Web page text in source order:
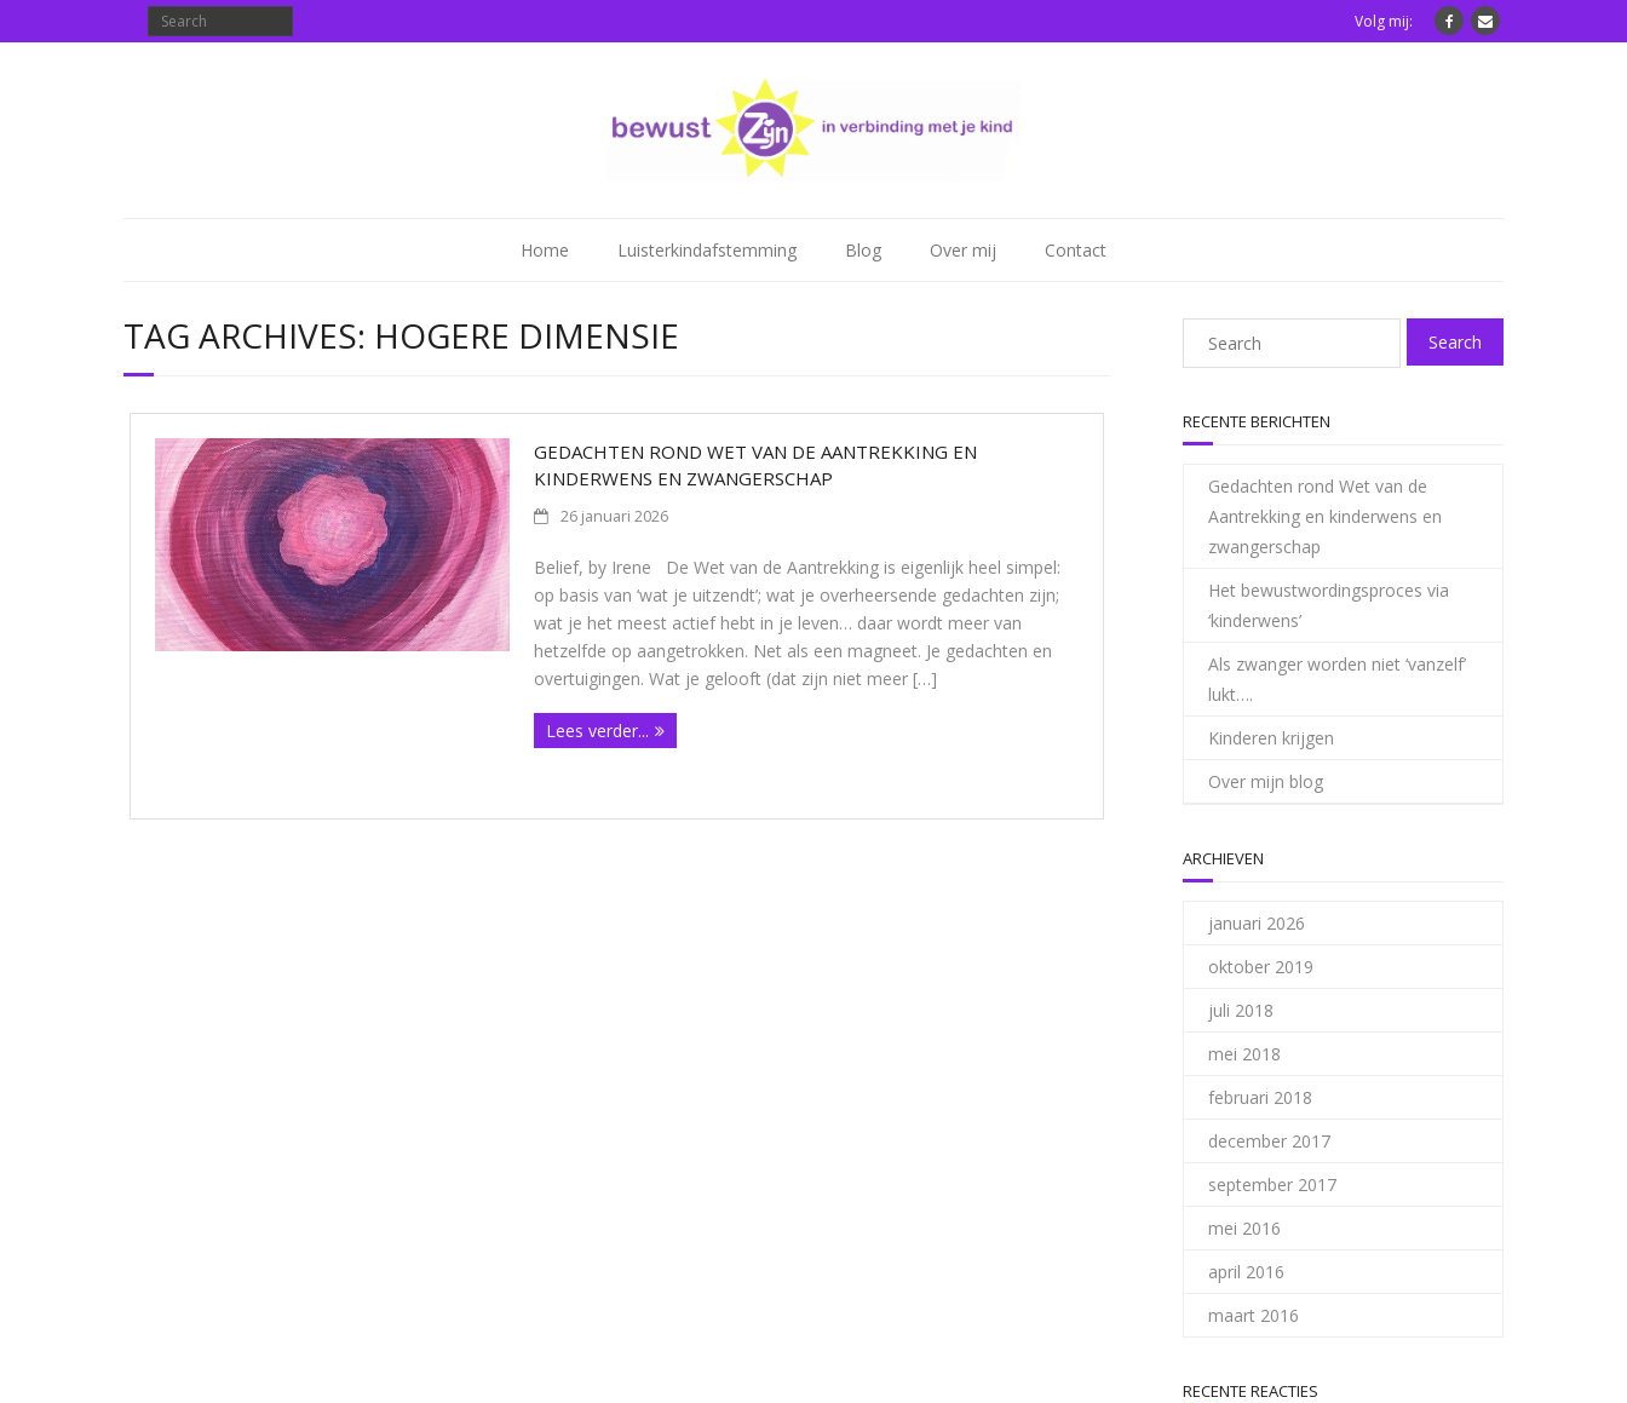
Volg mij:
Home Luisterkindafstemming Blog Over mij Contact
TAG ARCHIVES: HOGERE DIMENSIE
GEDACHTEN ROND WET VAN DE AANTREKKING EN
KINDERWENS EN ZWANGERSCHAP
26 januari 2026
Belief, by Irene De Wet van de Aantrekking is eigenlijk heel simpel:
op basis van ‘wat je uitzendt’; wat je overheersende gedachten zijn;
wat je het meest actief hebt in je leven… daar wordt meer van
hetzelfde op aangetrokken. Net als een magneet. Je gedachten en
overtuigingen. Wat je gelooft (dat zijn niet meer […]
Lees verder...
RECENTE BERICHTEN
Gedachten rond Wet van de
Aantrekking en kinderwens en
zwangerschap
Het bewustwordingsproces via
‘kinderwens’
Als zwanger worden niet ‘vanzelf’
lukt….
Kinderen krijgen
Over mijn blog
ARCHIEVEN
januari 2026
oktober 2019
juli 2018
mei 2018
februari 2018
december 2017
september 2017
mei 2016
april 2016
maart 2016
RECENTE REACTIES